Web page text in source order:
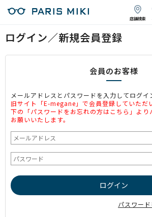
店舗検索
ログイン／新規会員登録
会員のお客様
メールアドレスとパスワードを入力してログイ
旧サイト「E-megane」で会員登録していただ
下の「パスワードをお忘れの方はこちら」より
お願いいたします。
パスワー